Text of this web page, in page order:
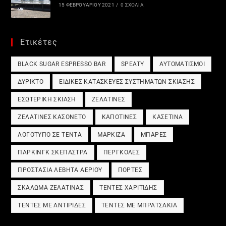
15 ΦΕΒΡΟΥΑΡΊΟΥ 2021 / 0 ΣΧΌΛΙΑ
Ετικέτες
BLACK SUGAR ESPRESSO BAR SPEATY ΑΥΤΟΜΑΤΙΣΜΟΊ
ΔΎΡΙΚΤΟ ΕΙΔΙΚΈΣ ΚΑΤΑΣΚΕΥΈΣ ΣΥΣΤΗΜΆΤΩΝ ΣΚΊΑΣΗΣ
ΕΣΩΤΕΡΙΚΉ ΣΚΊΑΣΗ ΖΕΛΑΤΊΝΕΣ
ΖΕΛΑΤΊΝΕΣ ΚΑΣΟΝΈΤΟ ΚΑΠΟΤΊΝΕΣ ΚΑΣΕΤΊΝΑ
ΛΟΓΌΤΥΠΟ ΣΕ ΤΈΝΤΑ ΜΑΡΚΊΖΑ ΜΠΆΡΕΣ
ΠΆΡΚΙΝΓΚ ΣΚΈΠΑΣΤΡΑ ΠΈΡΓΚΟΛΕΣ
ΠΡΟΣΤΑΣΊΑ ΛΈΒΗΤΑ ΑΕΡΊΟΥ ΠΌΡΤΕΣ
ΣΚΆΛΩΜΑ ΖΕΛΑΤΊΝΑΣ ΤΈΝΤΕΣ ΧΑΡΙΤΊΔΗΣ
ΤΈΝΤΕΣ ΜΕ ΑΝΤΙΡΊΔΕΣ ΤΈΝΤΕΣ ΜΕ ΜΠΡΑΤΣΆΚΙΑ